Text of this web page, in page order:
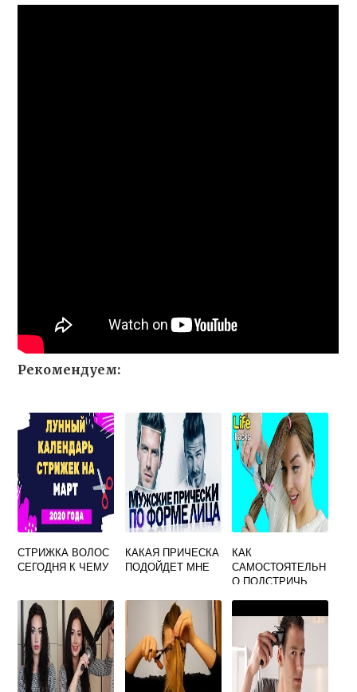
Рекомендуем:
СТРИЖКА ВОЛОС
СЕГОДНЯ К ЧЕМУ
КАКАЯ ПРИЧЕСКА
ПОДОЙДЕТ МНЕ
КАК
САМОСТОЯТЕЛЬН
О ПОДСТРИЧЬ